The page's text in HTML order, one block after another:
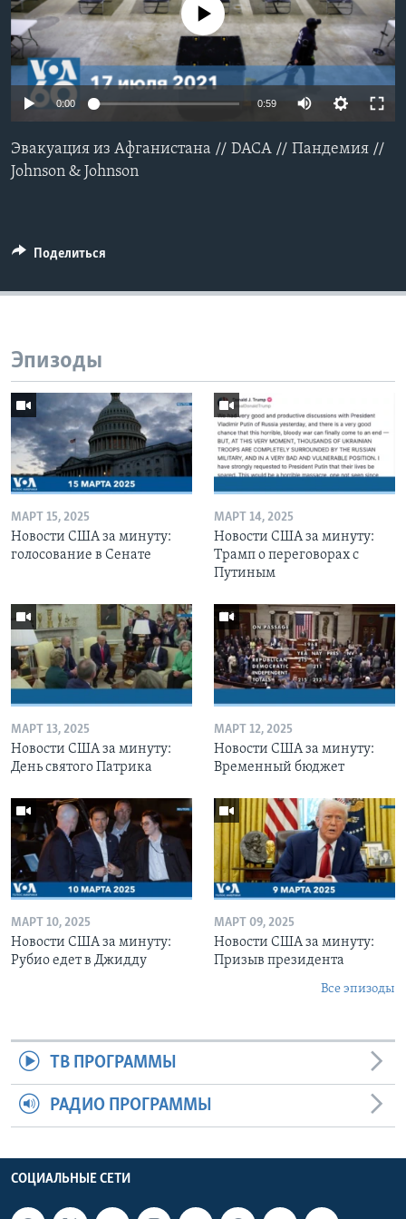
Learning English
СОЦИАЛЬНЫЕ СЕТИ
Языки
No media source currently available
0:00 0:59
Эвакуация из Афганистана // DACA // Пандемия //
Johnson & Johnson
Поделиться
Эпизоды
МАРТ 15, 2025
Новости США за минуту:
голосование в Сенате
МАРТ 14, 2025
Новости США за минуту:
Трамп о переговорах с
Путиным
МАРТ 13, 2025
Новости США за минуту:
День святого Патрика
МАРТ 12, 2025
Новости США за минуту:
Временный бюджет
МАРТ 10, 2025
Новости США за минуту:
Рубио едет в Джидду
МАРТ 09, 2025
Новости США за минуту:
Призыв президента
Все эпизоды
ТВ ПРОГРАММЫ
РАДИО ПРОГРАММЫ
СОЦИАЛЬНЫЕ СЕТИ